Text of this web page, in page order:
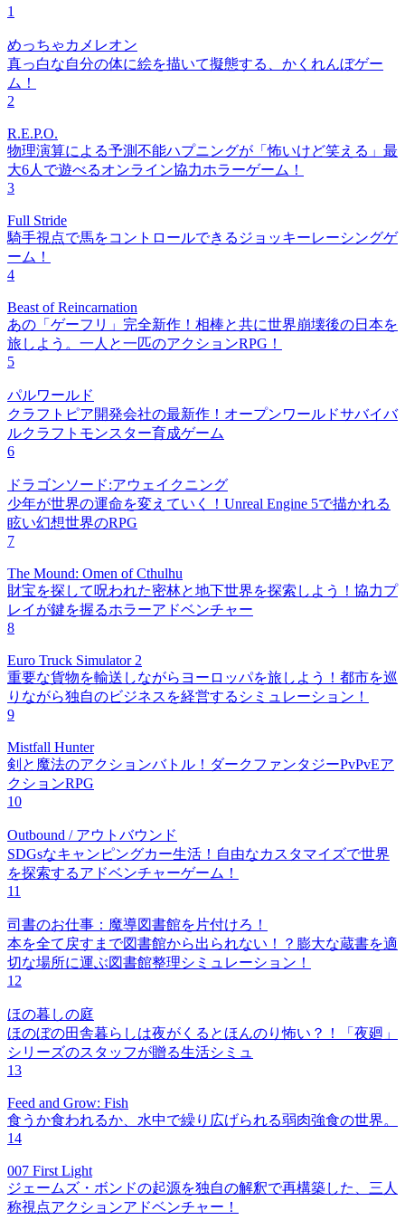
1
めっちゃカメレオン
真っ白な自分の体に絵を描いて擬態する、かくれんぼゲー
ム！
2
R.E.P.O.
物理演算による予測不能ハプニングが「怖いけど笑える」最
大6人で遊べるオンライン協力ホラーゲーム！
3
Full Stride
騎手視点で馬をコントロールできるジョッキーレーシングゲ
ーム！
4
Beast of Reincarnation
あの「ゲーフリ」完全新作！相棒と共に世界崩壊後の日本を
旅しよう。一人と一匹のアクションRPG！
5
パルワールド
クラフトピア開発会社の最新作！オープンワールドサバイバ
ルクラフトモンスター育成ゲーム
6
ドラゴンソード:アウェイクニング
少年が世界の運命を変えていく！Unreal Engine 5で描かれる
眩い幻想世界のRPG
7
The Mound: Omen of Cthulhu
財宝を探して呪われた密林と地下世界を探索しよう！協力プ
レイが鍵を握るホラーアドベンチャー
8
Euro Truck Simulator 2
重要な貨物を輸送しながらヨーロッパを旅しよう！都市を巡
りながら独自のビジネスを経営するシミュレーション！
9
Mistfall Hunter
剣と魔法のアクションバトル！ダークファンタジーPvPvEア
クションRPG
10
Outbound / アウトバウンド
SDGsなキャンピングカー生活！自由なカスタマイズで世界
を探索するアドベンチャーゲーム！
11
司書のお仕事：魔導図書館を片付けろ！
本を全て戻すまで図書館から出られない！？膨大な蔵書を適
切な場所に運ぶ図書館整理シミュレーション！
12
ほの暮しの庭
ほのぼの田舎暮らしは夜がくるとほんのり怖い？！「夜廻」
シリーズのスタッフが贈る生活シミュ
13
Feed and Grow: Fish
食うか食われるか、水中で繰り広げられる弱肉強食の世界。
14
007 First Light
ジェームズ・ボンドの起源を独自の解釈で再構築した、三人
称視点アクションアドベンチャー！